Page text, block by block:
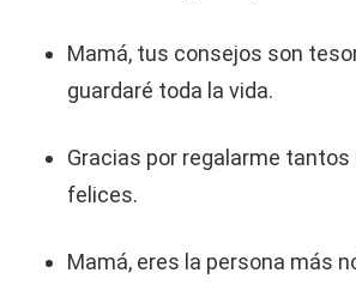
Mamá, tus consejos son
guardaré toda la vida.
Gracias por regalarme
felices.
Mamá, eres la persona más